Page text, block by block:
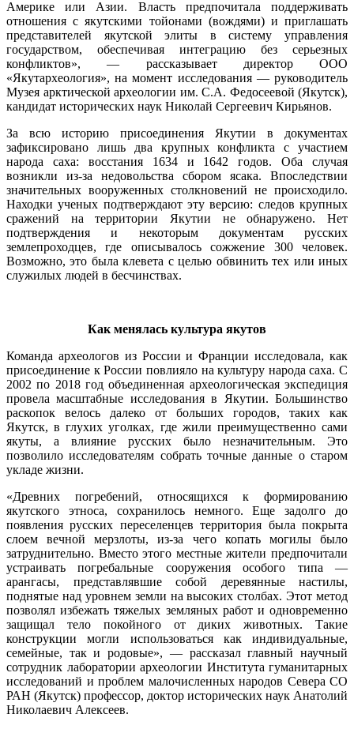
Америке или Азии. Власть предпочитала поддерживать
отношения с якутскими тойонами (вождями) и приглашать
представителей якутской элиты в систему управления
государством, обеспечивая интеграцию без серьезных
конфликтов», — рассказывает директор ООО
«Якутархеология», на момент исследования — руководитель
Музея арктической археологии им. С.А. Федосеевой (Якутск),
кандидат исторических наук Николай Сергеевич Кирьянов.
За всю историю присоединения Якутии в документах
зафиксировано лишь два крупных конфликта с участием
народа саха: восстания 1634 и 1642 годов. Оба случая
возникли из-за недовольства сбором ясака. Впоследствии
значительных вооруженных столкновений не происходило.
Находки ученых подтверждают эту версию: следов крупных
сражений на территории Якутии не обнаружено. Нет
подтверждения и некоторым документам русских
землепроходцев, где описывалось сожжение 300 человек.
Возможно, это была клевета с целью обвинить тех или иных
служилых людей в бесчинствах.
Как менялась культура якутов
Команда археологов из России и Франции исследовала, как
присоединение к России повлияло на культуру народа саха. С
2002 по 2018 год объединенная археологическая экспедиция
провела масштабные исследования в Якутии. Большинство
раскопок велось далеко от больших городов, таких как
Якутск, в глухих уголках, где жили преимущественно сами
якуты, а влияние русских было незначительным. Это
позволило исследователям собрать точные данные о старом
укладе жизни.
«Древних погребений, относящихся к формированию
якутского этноса, сохранилось немного. Еще задолго до
появления русских переселенцев территория была покрыта
слоем вечной мерзлоты, из-за чего копать могилы было
затруднительно. Вместо этого местные жители предпочитали
устраивать погребальные сооружения особого типа —
арангасы, представлявшие собой деревянные настилы,
поднятые над уровнем земли на высоких столбах. Этот метод
позволял избежать тяжелых земляных работ и одновременно
защищал тело покойного от диких животных. Такие
конструкции могли использоваться как индивидуальные,
семейные, так и родовые», — рассказал главный научный
сотрудник лаборатории археологии Института гуманитарных
исследований и проблем малочисленных народов Севера СО
РАН (Якутск) профессор, доктор исторических наук Анатолий
Николаевич Алексеев.